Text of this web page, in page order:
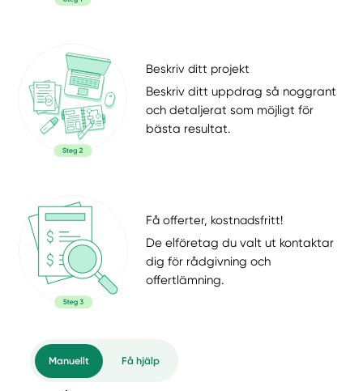
Beskriv ditt projekt
Beskriv ditt uppdrag så noggrant
och detaljerat som möjligt för
bästa resultat.
Få offerter, kostnadsfritt!
De elföretag du valt ut kontaktar
dig för rådgivning och
offertlämning.